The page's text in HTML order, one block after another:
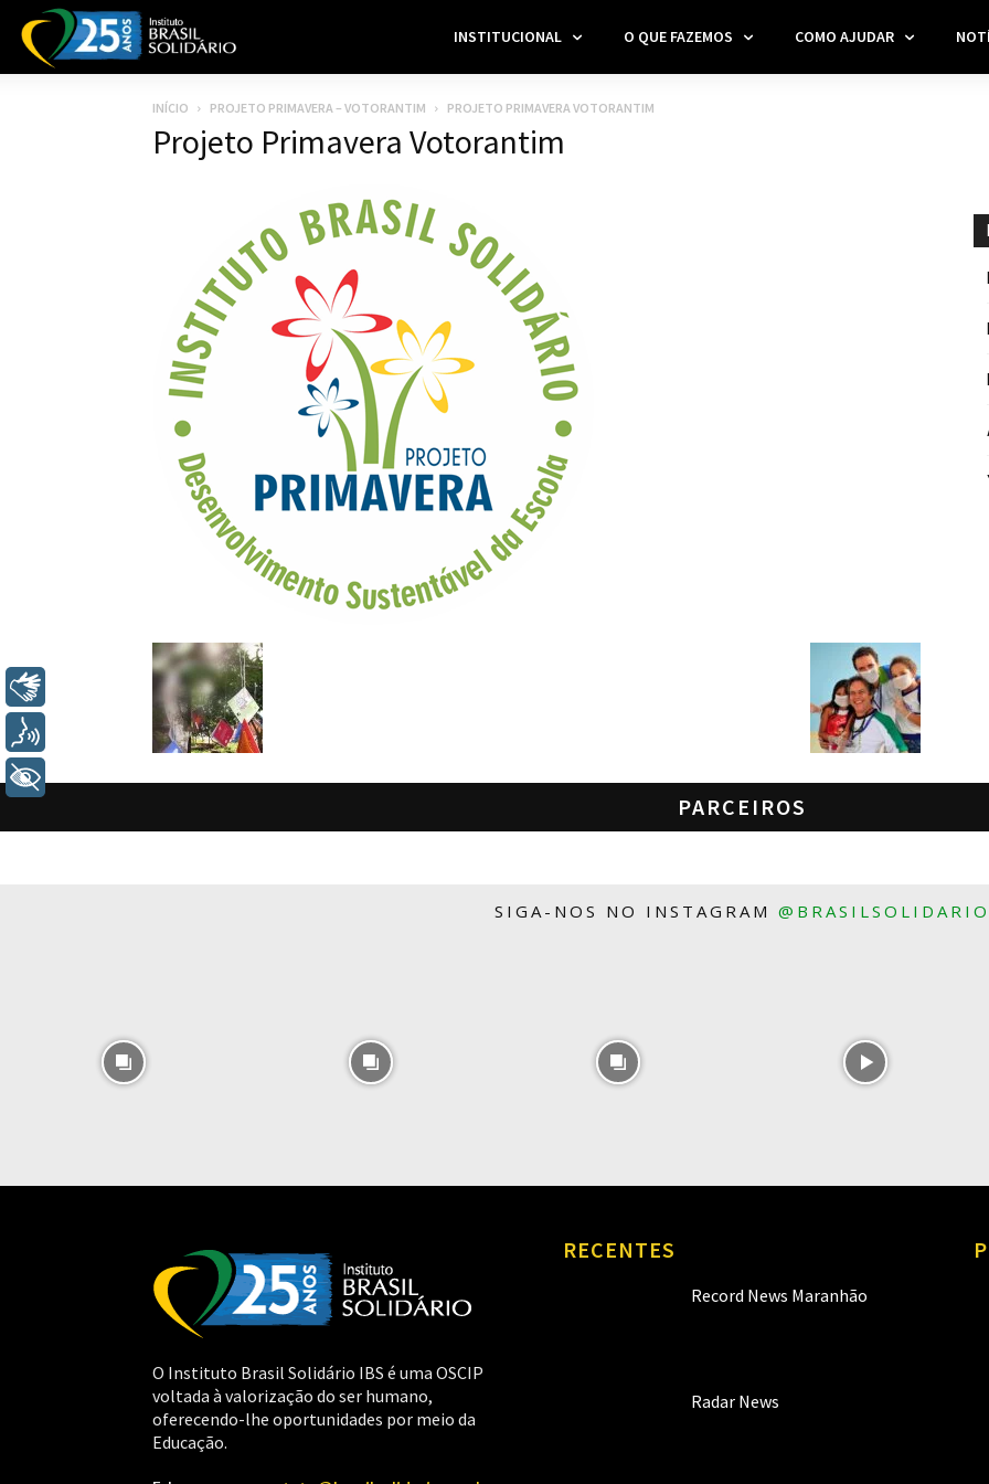
INSTITUCIONAL O QUE FAZEMOS COMO AJUDAR
INÍCIO PROJETO PRIMAVERA – VOTORANTIM PROJETO PRIMAVERA VOTORANTIM
Projeto Primavera Votorantim
PARCEIROS
SIGA-NOS NO INSTAGRAM @BRASILSOLIDARIO
O Instituto Brasil Solidário IBS é uma OSCIP
voltada à valorização do ser humano,
oferecendo-lhe oportunidades por meio da
Educação.
RECENTES
Record News Maranhão
Radar News
+ Acessibilidade